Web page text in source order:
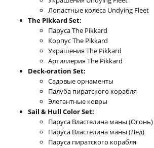
Лопастные колёса Undying Fleet
The Pikkard Set:
Паруса The Pikkard
Корпус The Pikkard
Украшения The Pikkard
Артиллерия The Pikkard
Deck-oration Set:
Садовые орнаменты
Палуба пиратского корабля
Элегантные ковры
Sail & Hull Color Set:
Паруса Властелина маны (Огонь)
Паруса Властелина маны (Лёд)
Паруса пиратского корабля